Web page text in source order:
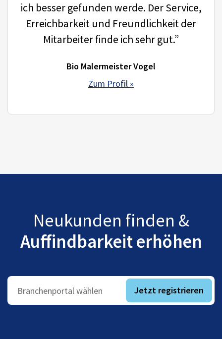
ich besser gefunden werde. Der Service,
Erreichbarkeit und Freundlichkeit der
Mitarbeiter finde ich sehr gut.”
Bio Malermeister Vogel
Zum Profil »
Neukunden finden &
Auffindbarkeit erhöhen
Branchenportal wählen Jetzt registrieren